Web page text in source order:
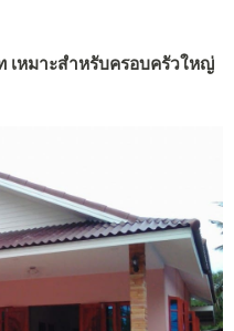
เหมาะสำหรับครอบครัวใหญ่